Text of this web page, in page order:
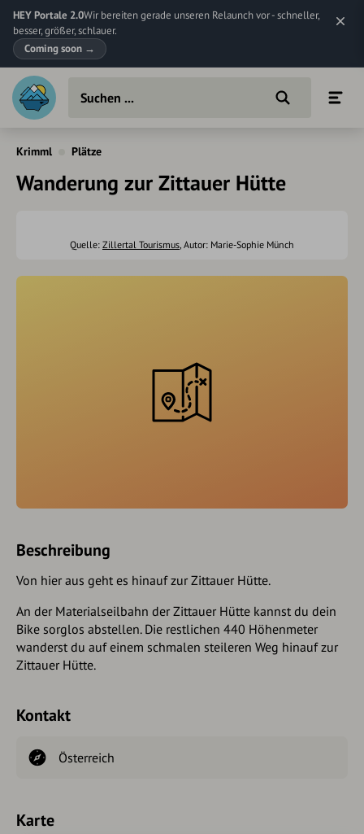
HEY Portale 2.0Wir bereiten gerade unseren Relaunch vor - schneller,
besser, größer, schlauer.
Coming soon →
Krimml Plätze
Wanderung zur Zittauer Hütte
Quelle: Zillertal Tourismus, Autor: Marie-Sophie Münch
Beschreibung
Von hier aus geht es hinauf zur Zittauer Hütte.
An der Materialseilbahn der Zittauer Hütte kannst du dein
Bike sorglos abstellen. Die restlichen 440 Höhenmeter
wanderst du auf einem schmalen steileren Weg hinauf zur
Zittauer Hütte.
Kontakt
Österreich
Karte